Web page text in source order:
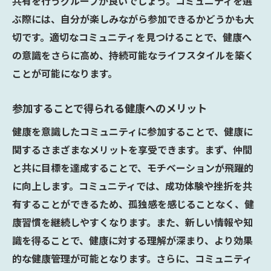
ぶ際には、自分が楽しみながら参加できるかどうかも大
切です。適切なコミュニティを見つけることで、健康へ
の意識をさらに高め、持続可能なライフスタイルを築く
ことが可能になります。
参加することで得られる健康へのメリット
健康を意識したコミュニティに参加することで、健康に
関するさまざまなメリットを享受できます。まず、仲間
と共に目標を達成することで、モチベーションが飛躍的
に向上します。コミュニティでは、成功体験や挫折を共
有することができるため、孤独感を感じることなく、健
康習慣を継続しやすくなります。また、新しい情報や知
識を得ることで、健康に対する理解が深まり、より効果
的な健康管理が可能となります。さらに、コミュニティ